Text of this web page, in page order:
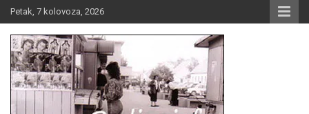
Skip
to
content
Petak, 7 kolovoza, 2026